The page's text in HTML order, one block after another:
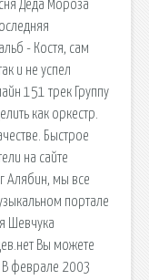
Деда Мороза
- Костя, сам
и не успел
151 трек Группу
как оркестр.
Быстрое
на сайте
Алябин, мы все
портале
Шевчука
Вы можете
В феврале 2003